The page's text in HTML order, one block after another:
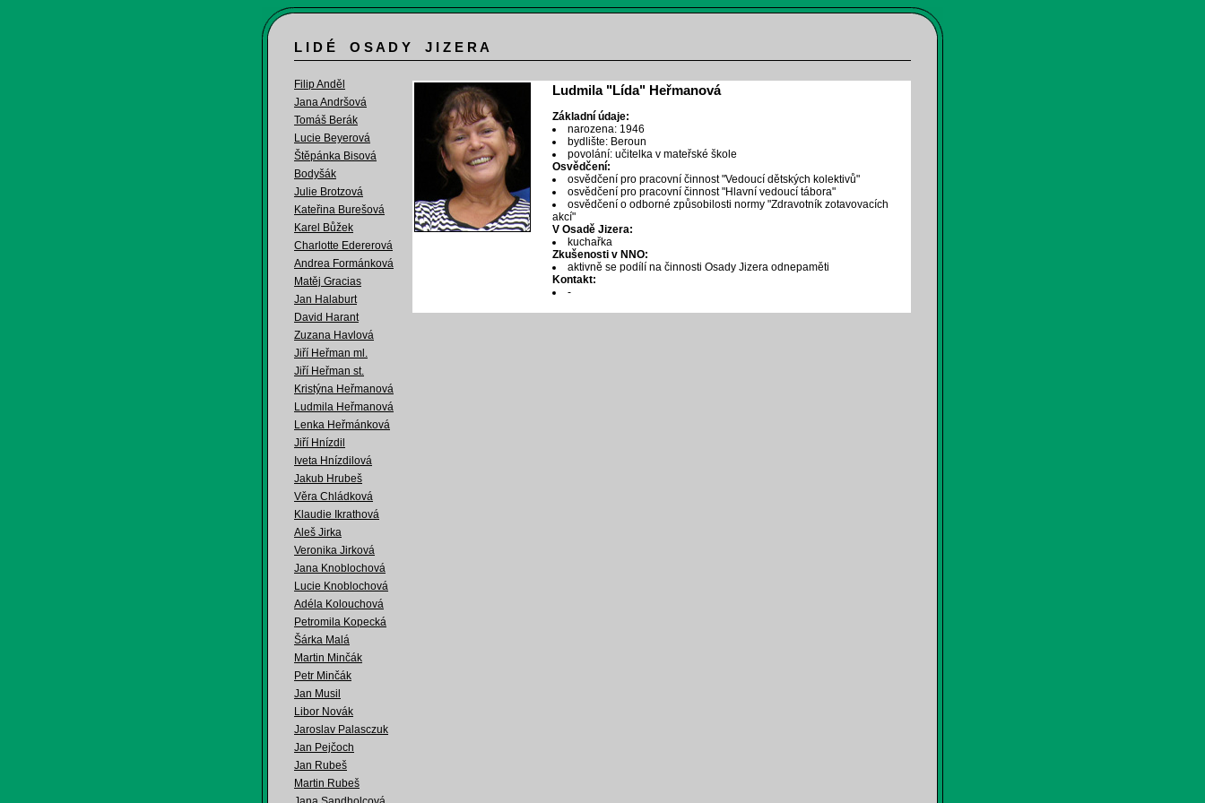
L I D É O S A D Y J I Z E R A
Filip Anděl
Jana Andršová
Tomáš Berák
Lucie Beyerová
Štěpánka Bisová
Bodyšák
Julie Brotzová
Kateřina Burešová
Karel Bůžek
Charlotte Edererová
Andrea Formánková
Matěj Gracias
Jan Halaburt
David Harant
Zuzana Havlová
Jiří Heřman ml.
Jiří Heřman st.
Kristýna Heřmanová
Ludmila Heřmanová
Lenka Heřmánková
Jiří Hnízdil
Iveta Hnízdilová
Jakub Hrubeš
Věra Chládková
Klaudie Ikrathová
Aleš Jirka
Veronika Jirková
Jana Knoblochová
Lucie Knoblochová
Adéla Kolouchová
Petromila Kopecká
Šárka Malá
Martin Minčák
Petr Minčák
Jan Musil
Libor Novák
Jaroslav Palasczuk
Jan Pejčoch
Jan Rubeš
Martin Rubeš
Ludmila "Lída" Heřmanová
Základní údaje:
narozena: 1946
bydlište: Beroun
povolání: učitelka v mateřské škole
Osvědčení:
osvědčení pro pracovní činnost "Vedoucí dětských kolektivů"
osvědčení pro pracovní činnost "Hlavní vedoucí tábora"
osvědčení o odborné způsobilosti normy "Zdravotník zotavovacích
akcí"
V Osadě Jizera:
kuchařka
Zkušenosti v NNO:
aktivně se podílí na činnosti Osady Jizera odnepaměti
Kontakt:
-